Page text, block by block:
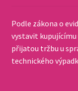
Podle zákona o
vystavit kupujícímu
přijatou tržbu u
technického